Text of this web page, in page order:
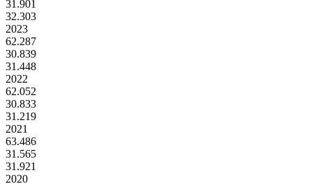
31.901
32.303
2023
62.287
30.839
31.448
2022
62.052
30.833
31.219
2021
63.486
31.565
31.921
2020